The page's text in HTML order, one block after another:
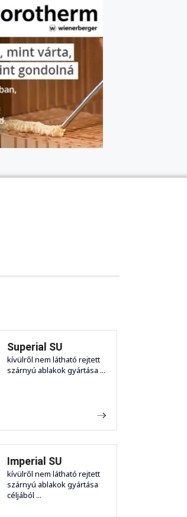
Superial SU
kívülről nem látható rejtett
szárnyú ablakok gyártása ...
Imperial SU
kívülről nem látható rejtett
szárnyú ablakok gyártása
céljából ...